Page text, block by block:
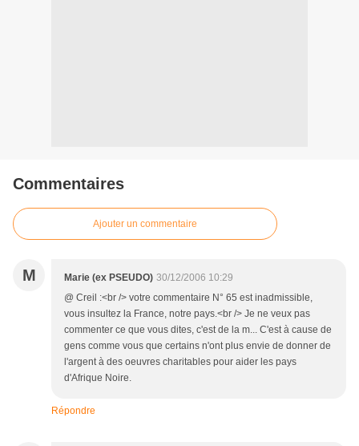
Commentaires
Ajouter un commentaire
M Marie (ex PSEUDO) 30/12/2006 10:29
@ Creil :<br /> votre commentaire N° 65 est inadmissible,
vous insultez la France, notre pays.<br /> Je ne veux pas
commenter ce que vous dites, c'est de la m... C'est à cause de
gens comme vous que certains n'ont plus envie de donner de
l'argent à des oeuvres charitables pour aider les pays
d'Afrique Noire.
Répondre